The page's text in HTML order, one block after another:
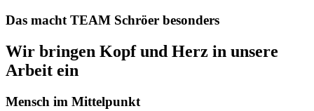
Das macht TEAM Schröer besonders
Wir bringen Kopf und Herz in unsere
Arbeit ein
Mensch im Mittelpunkt